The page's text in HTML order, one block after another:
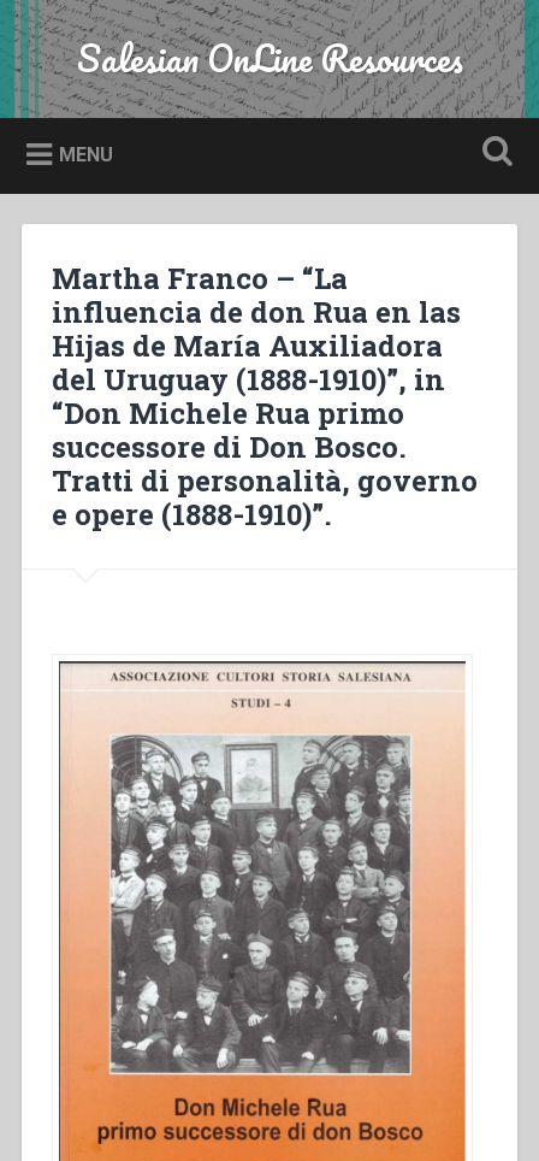
Skip
to
content
Search Salesian OnLine Resources
MENU
Martha Franco – “La
influencia de don Rua en las
Hijas de María Auxiliadora
del Uruguay (1888-1910)”, in
“Don Michele Rua primo
successore di Don Bosco.
Tratti di personalità, governo
e opere (1888-1910)”.